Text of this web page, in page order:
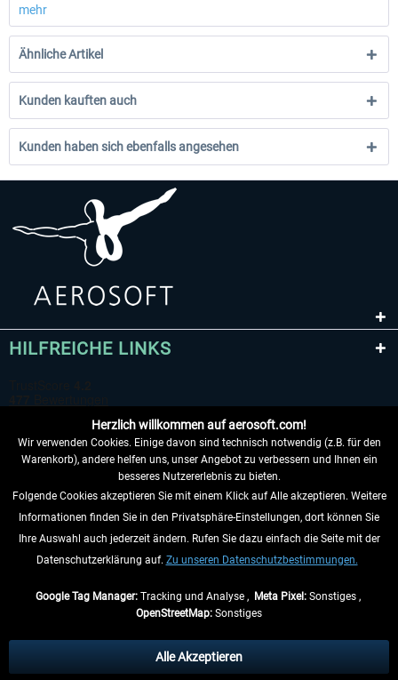
mehr
Ähnliche Artikel
Kunden kauften auch
Kunden haben sich ebenfalls angesehen
HILFREICHE LINKS
VERTRAG WIDERRUFEN
INFORMATIONEN
anders beschrieben.
** Gilt für Lieferungen innerhalb Deutschlands, Lieferzeiten für andere Länder
Herzlich willkommen auf aerosoft.com!
Wir verwenden Cookies. Einige davon sind technisch notwendig (z.B. für den
Warenkorb), andere helfen uns, unser Angebot zu verbessern und Ihnen ein
besseres Nutzererlebnis zu bieten.
Folgende Cookies akzeptieren Sie mit einem Klick auf Alle akzeptieren. Weitere
Informationen finden Sie in den Privatsphäre-Einstellungen, dort können Sie
Ihre Auswahl auch jederzeit ändern. Rufen Sie dazu einfach die Seite mit der
Datenschutzerklärung auf. Zu unseren Datenschutzbestimmungen.
Google Tag Manager:Tracking und Analyse , Meta Pixel:Sonstiges ,
OpenStreetMap: Sonstiges
Alle Akzeptieren